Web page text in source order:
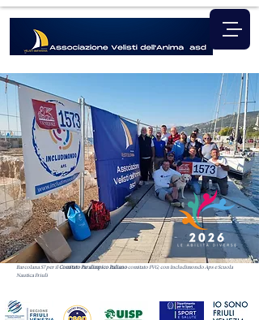
Barcolana 57 per ilComitato Paralimpico Italianocomitato FVG; con Includimondo Aps e Scuola
Nautica Friuli